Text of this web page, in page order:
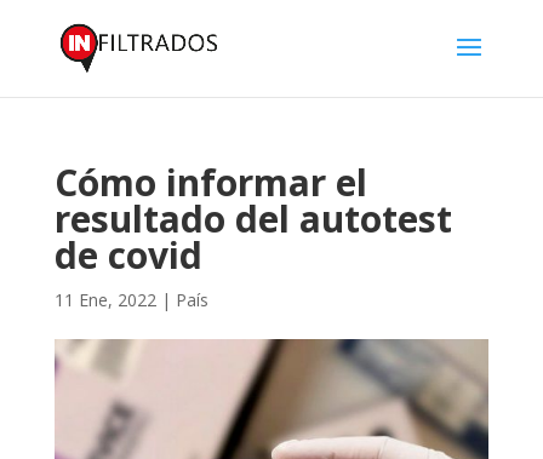
Cómo informar el
resultado del autotest
de covid
11 Ene, 2022| País